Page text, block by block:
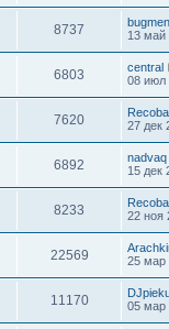
8737
13 май
6803
central
08 июл
7620
Recoba
27 дек
6892
nadvaq
15 дек
8233
Recoba
22 ноя
22569
25 мар
11170
05 мар